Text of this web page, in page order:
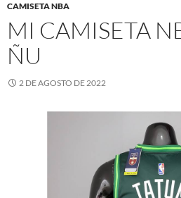
CAMISETA NBA
MI CAMISETA
ÑU
2 DE AGOSTO DE 2022